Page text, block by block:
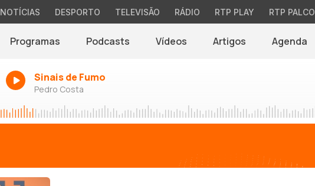
NOTÍCIAS DESPORTO TELEVISÃO RÁDIO RTP PLAY RTP PALCO
Programas Podcasts Vídeos Artigos Agenda
Sinais de Fumo
Pedro Costa